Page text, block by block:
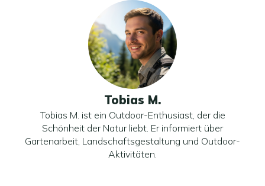
Tobias M.
Tobias M. ist ein Outdoor-Enthusiast, der die
Schönheit der Natur liebt. Er informiert über
Gartenarbeit, Landschaftsgestaltung und Outdoor-
Aktivitäten.